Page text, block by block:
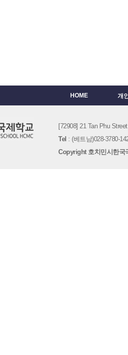
HOME 개
[72908] 21 Tan Phu
Tel : (베트남)028-3780-
Copyright 호치민시한국